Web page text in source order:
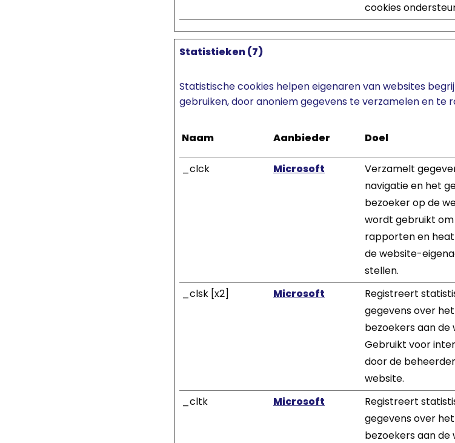
cookies
Statistieken (7)
Statistische cookies helpen eigenaren van websites
gebruiken, door anoniem gegevens te verzamelen en te
Naam Aanbieder Doel
_clck Microsoft
Verzamelt
navigatie en het
bezoeker op de
wordt gebruikt
rapporten en
de website-
stellen.
_clsk [x2] Microsoft
Registreert
gegevens over
bezoekers aan de
Gebruikt voor
door de
website.
_cltk Microsoft
Registreert
gegevens over
bezoekers aan de